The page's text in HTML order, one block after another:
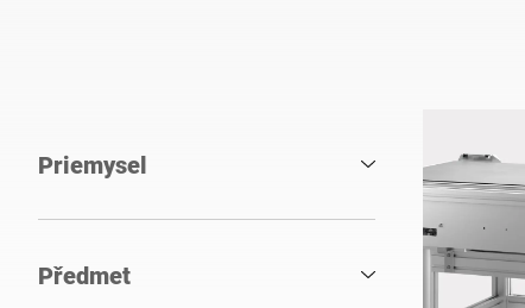
Priemysel
Předmet